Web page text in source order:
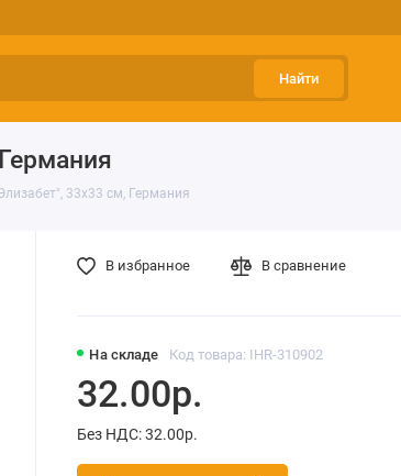
Найти
33х33 см, Германия
На складе Код товара: IHR-310902
32.00р.
Без НДС: 32.00р.
В избранное В сравнение